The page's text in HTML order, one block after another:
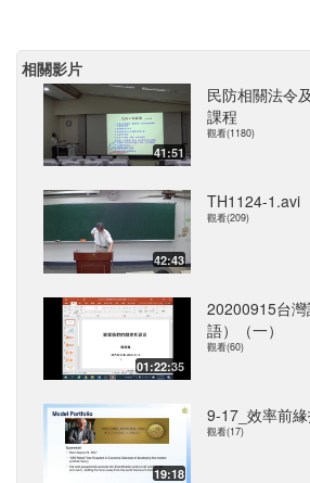
相關影片
41:51
民防相關法令
課程
觀看(1180)
42:43
TH1124-1.avi
觀看(209)
01:22:35
20200915台
語）（一）
觀看(60)
19:18
9-17_效率前
觀看(17)